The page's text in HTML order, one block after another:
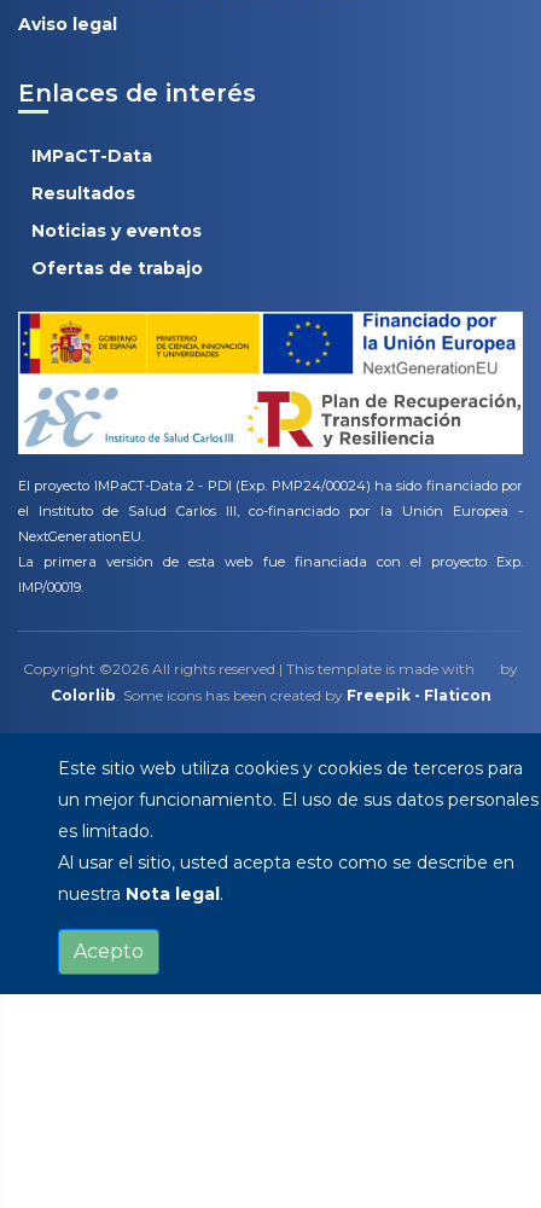
Aviso legal
Enlaces de interés
IMPaCT-Data
Resultados
Noticias y eventos
Ofertas de trabajo
El proyecto IMPaCT-Data 2 - PDI (Exp. PMP24/00024) ha sido financiado por
el Instituto de Salud Carlos III, co-financiado por la Unión Europea -
NextGenerationEU.
La primera versión de esta web fue financiada con el proyecto Exp.
IMP/00019.
Copyright ©2026 All rights reserved | This template is made with
by
Colorlib. Some icons has been created by Freepik - Flaticon
Este sitio web utiliza cookies y cookies de terceros para
un mejor funcionamiento. El uso de sus datos personales
es limitado.
Al usar el sitio, usted acepta esto como se describe en
nuestra Nota legal.
Acepto